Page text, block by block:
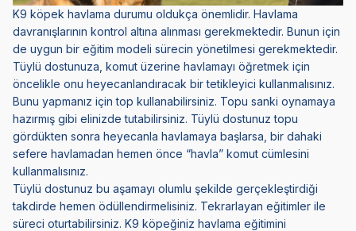
K9 köpek havlama durumu oldukça önemlidir. Havlama
davranışlarının kontrol altına alınması gerekmektedir. Bunun için
de uygun bir eğitim modeli sürecin yönetilmesi gerekmektedir.
Tüylü dostunuza, komut üzerine havlamayı öğretmek için
öncelikle onu heyecanlandıracak bir tetikleyici kullanmalısınız.
Bunu yapmanız için top kullanabilirsiniz. Topu sanki oynamaya
hazırmış gibi elinizde tutabilirsiniz. Tüylü dostunuz topu
gördükten sonra heyecanla havlamaya başlarsa, bir dahaki
sefere havlamadan hemen önce “havla” komut cümlesini
kullanmalısınız.
Tüylü dostunuz bu aşamayı olumlu şekilde gerçekleştirdiği
takdirde hemen ödüllendirmelisiniz. Tekrarlayan eğitimler ile
süreci oturtabilirsiniz. K9 köpeğiniz havlama eğitimini